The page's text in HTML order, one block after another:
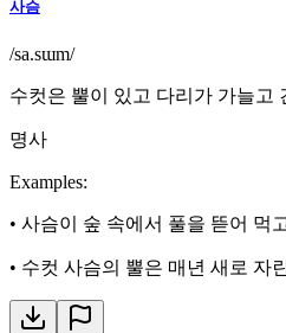
사슴
/sa.sɯm/
수컷은 뿔이 있고 다리가 가늘고
명사
Examples:
• 사슴이 숲 속에서 풀을 뜯어 먹
• 수컷 사슴의 뿔은 매년 새로 자